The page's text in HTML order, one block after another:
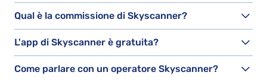
Qual è la commissione di Skyscanner?
L'app di Skyscanner è gratuita?
Come parlare con un operatore Skyscanner?